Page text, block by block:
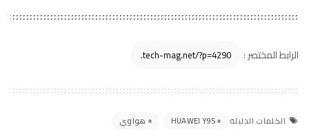
الرابط المختصر :
الكلمات الدليلة HUAWEI Y9S هواوي